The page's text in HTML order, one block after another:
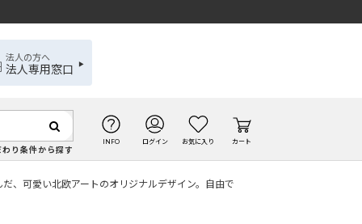
法人の方へ
法人専用窓口
わり条件から探す
INFO ログイン お気に入り カート
だ、可愛い北欧アートのオリジナルデザイン。自由で